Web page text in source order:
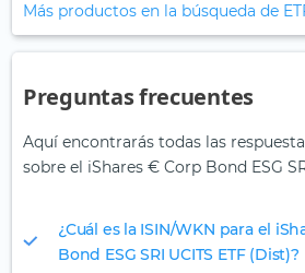
Más productos en la búsqueda de
Preguntas frecuentes
Aquí encontrarás todas las
sobre el iShares € Corp Bond ESG
¿Cuál es la ISIN/WKN para el
Bond ESG SRI UCITS ETF (Dist)?